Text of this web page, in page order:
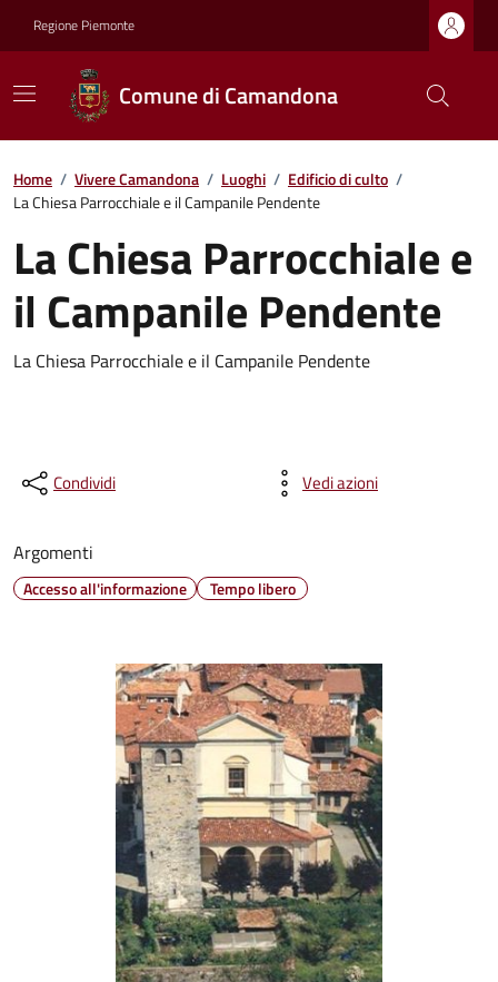
Regione Piemonte
Comune di Camandona
Home / Vivere Camandona / Luoghi / Edificio di culto /
La Chiesa Parrocchiale e il Campanile Pendente
La Chiesa Parrocchiale e
il Campanile Pendente
La Chiesa Parrocchiale e il Campanile Pendente
Condividi Vedi azioni
Argomenti
Accesso all'informazione Tempo libero